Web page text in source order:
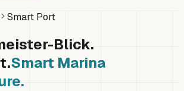
Smart Port
Blick.
Smart Marina